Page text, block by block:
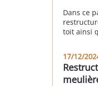
Dans ce
toit ainsi
remplacé
Antony
17/12/